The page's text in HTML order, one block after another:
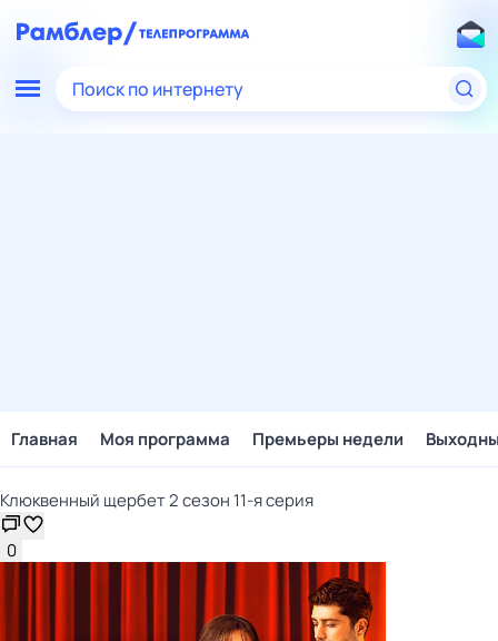
Поиск по интернету
Главная Моя программа Премьеры недели
Клюквенный щербет 2 сезон 11-я серия
0